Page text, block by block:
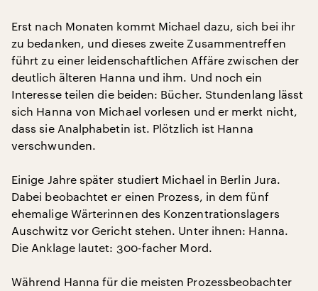
Erst nach Monaten kommt Michael dazu, sich bei ihr
zu bedanken, und dieses zweite Zusammentreffen
führt zu einer leidenschaftlichen Affäre zwischen der
deutlich älteren Hanna und ihm. Und noch ein
Interesse teilen die beiden: Bücher. Stundenlang lässt
sich Hanna von Michael vorlesen und er merkt nicht,
dass sie Analphabetin ist. Plötzlich ist Hanna
verschwunden.
Einige Jahre später studiert Michael in Berlin Jura.
Dabei beobachtet er einen Prozess, in dem fünf
ehemalige Wärterinnen des Konzentrationslagers
Auschwitz vor Gericht stehen. Unter ihnen: Hanna.
Die Anklage lautet: 300-facher Mord.
Während Hanna für die meisten Prozessbeobachter